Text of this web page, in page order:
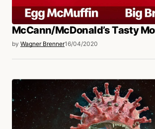
McCann/McDonald’s Tasty
by Wagner Brenner16/04/2020